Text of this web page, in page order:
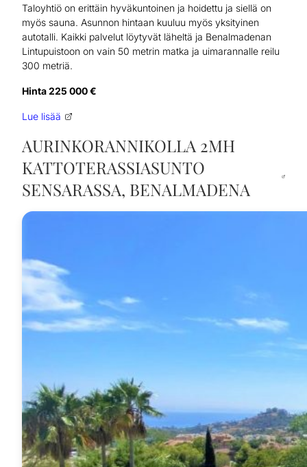
Taloyhtiö on erittäin hyväkuntoinen ja hoidettu ja siellä on
myös sauna. Asunnon hintaan kuuluu myös yksityinen
autotalli. Kaikki palvelut löytyvät läheltä ja Benalmadenan
Lintupuistoon on vain 50 metrin matka ja uimarannalle reilu
300 metriä.
Hinta 225 000 €
Lue lisää
AURINKORANNIKOLLA 2MH
KATTOTERASSIASUNTO
SENSARASSA, BENALMADENA